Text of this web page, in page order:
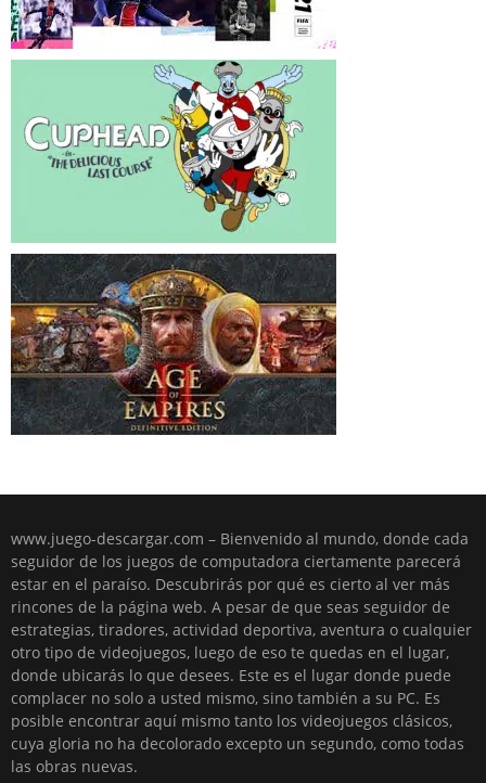
www.juego-descargar.com – Bienvenido al mundo, donde cada
seguidor de los juegos de computadora ciertamente parecerá
estar en el paraíso. Descubrirás por qué es cierto al ver más
rincones de la página web. A pesar de que seas seguidor de
estrategias, tiradores, actividad deportiva, aventura o cualquier
otro tipo de videojuegos, luego de eso te quedas en el lugar,
donde ubicarás lo que desees. Este es el lugar donde puede
complacer no solo a usted mismo, sino también a su PC. Es
posible encontrar aquí mismo tanto los videojuegos clásicos,
cuya gloria no ha decolorado excepto un segundo, como todas
las obras nuevas.